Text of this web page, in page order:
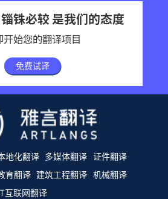
铢必较 是我们的态度
开始您的翻译项目
免费试译
地化翻译 多媒体翻译 证件翻译
育翻译 建筑工程翻译 机械翻译
互联网翻译